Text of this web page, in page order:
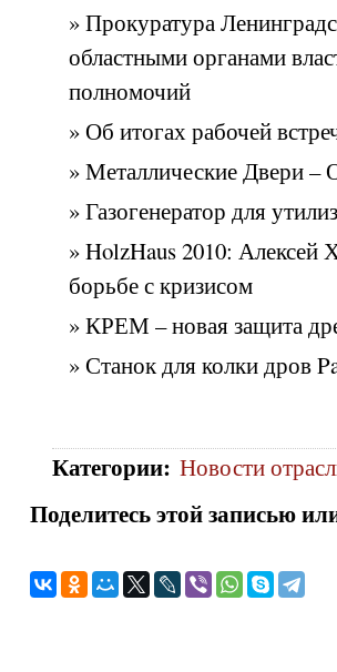
» Прокуратура
областными органами
полномочий
» Об итогах рабочей
» Металлические Двери –
» Газогенератор для
» HolzHaus 2010: Алексей
борьбе с кризисом
» КРЕМ – новая защита
» Станок для колки дров
Категории: Новости
Поделитесь этой записью